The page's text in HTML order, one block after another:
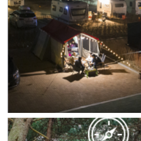
캠핑장(9월1일~6일) 미운영 공지